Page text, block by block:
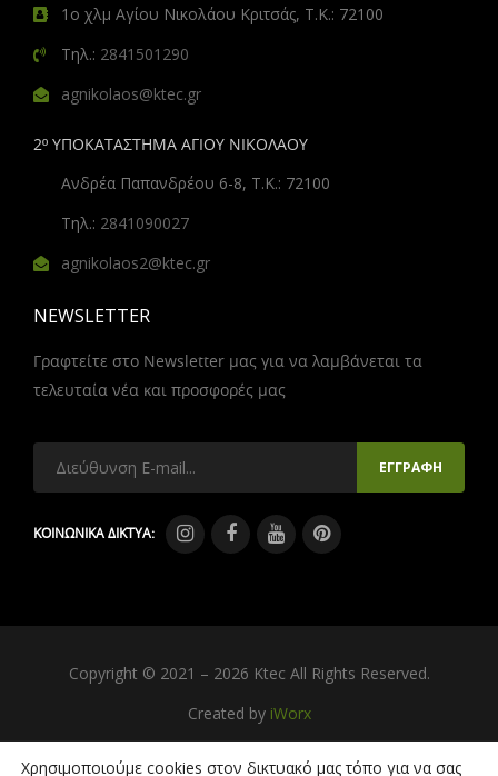
1ο χλμ Αγίου Νικολάου Κριτσάς, Τ.Κ.: 72100
Τηλ.: 2841501290
agnikolaos@ktec.gr
2º ΥΠΟΚΑΤΑΣΤΗΜΑ ΑΓΙΟΥ ΝΙΚΟΛΑΟΥ
Ανδρέα Παπανδρέου 6-8, Τ.Κ.: 72100
Τηλ.: 2841090027
agnikolaos2@ktec.gr
NEWSLETTER
Γραφτείτε στο Newsletter μας για να λαμβάνεται τα
τελευταία νέα και προσφορές μας
ΚΟΙΝΩΝΙΚΑ ΔΙΚΤΥΑ:
Copyright © 2021 – 2026 Ktec All Rights Reserved.
Created by iWorx
Χρησιμοποιούμε cookies στον δικτυακό μας τόπο για να σας